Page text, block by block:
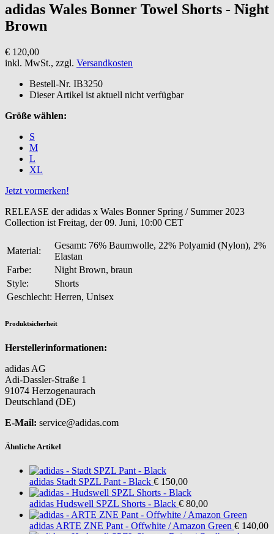
adidas Wales Bonner Towel Shorts - Night
Brown
€ 120,00
inkl. MwSt., zzgl. Versandkosten
Bestell-Nr. IB3250
Dieser Artikel ist aktuell nicht verfügbar
Größe wählen:
S
M
L
XL
Jetzt vormerken!
RELEASE der adidas x Wales Bonner Spring / Summer 2023
Collection ist Freitag, der 09. Juni, 10:00 CET
Material:
Gesamt: 76% Baumwolle, 22% Polyamid (Nylon), 2%
Elastan
Farbe:
Night Brown, braun
Style:
Shorts
Geschlecht: Herren, Unisex
Produktsicherheit
Herstellerinformationen:
adidas AG
Adi-Dassler-Straße 1
91074 Herzogenaurach
Deutschland (DE)
E-Mail: service@adidas.com
Ähnliche Artikel
adidas Stadt SPZL Pant - Black € 150,00
adidas Hudswell SPZL Shorts - Black € 80,00
adidas ARTE ZNE Pant - Offwhite / Amazon Green € 140,00